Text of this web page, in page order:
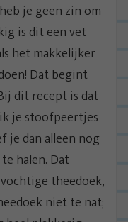
je geen zin om
is dit een vet
het makkelijker
Dat begint
dit recept is dat
je stoofpeertjes
je dan alleen nog
halen. Dat
theedoek,
niet te nat;